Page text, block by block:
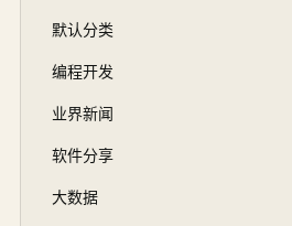
默认分类
编程开发
业界新闻
软件分享
大数据